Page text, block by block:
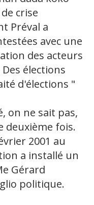
crise
Préval a
avec une
des acteurs
élections
d'élections "
on ne sait pas,
deuxième fois.
2001 au
a installé un
Gérard
politique.